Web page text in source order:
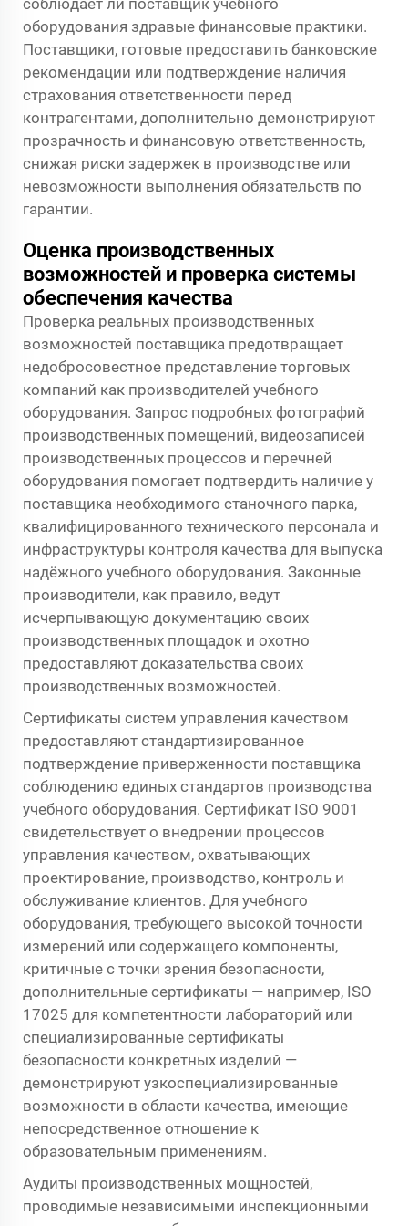
оборудования здравые финансовые практики.
Поставщики, готовые предоставить банковские
рекомендации или подтверждение наличия
страхования ответственности перед
контрагентами, дополнительно демонстрируют
прозрачность и финансовую ответственность,
снижая риски задержек в производстве или
невозможности выполнения обязательств по
гарантии.
Оценка производственных
возможностей и проверка системы
обеспечения качества
Проверка реальных производственных
возможностей поставщика предотвращает
недобросовестное представление торговых
компаний как производителей учебного
оборудования. Запрос подробных фотографий
производственных помещений, видеозаписей
производственных процессов и перечней
оборудования помогает подтвердить наличие у
поставщика необходимого станочного парка,
квалифицированного технического персонала и
инфраструктуры контроля качества для выпуска
надёжного учебного оборудования. Законные
производители, как правило, ведут
исчерпывающую документацию своих
производственных площадок и охотно
предоставляют доказательства своих
производственных возможностей.
Сертификаты систем управления качеством
предоставляют стандартизированное
подтверждение приверженности поставщика
соблюдению единых стандартов производства
учебного оборудования. Сертификат ISO 9001
свидетельствует о внедрении процессов
управления качеством, охватывающих
проектирование, производство, контроль и
обслуживание клиентов. Для учебного
оборудования, требующего высокой точности
измерений или содержащего компоненты,
критичные с точки зрения безопасности,
дополнительные сертификаты — например, ISO
17025 для компетентности лабораторий или
специализированные сертификаты
безопасности конкретных изделий —
демонстрируют узкоспециализированные
возможности в области качества, имеющие
непосредственное отношение к
образовательным применениям.
Аудиты производственных мощностей,
проводимые независимыми инспекционными